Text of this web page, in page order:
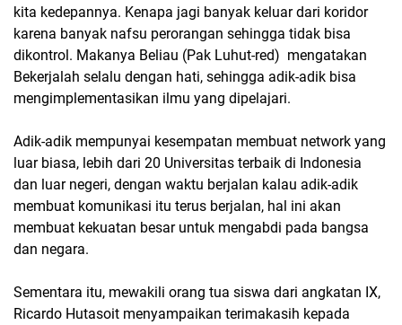
kita kedepannya. Kenapa jagi banyak keluar dari koridor
karena banyak nafsu perorangan sehingga tidak bisa
dikontrol. Makanya Beliau (Pak Luhut-red) mengatakan
Bekerjalah selalu dengan hati, sehingga adik-adik bisa
mengimplementasikan ilmu yang dipelajari.
Adik-adik mempunyai kesempatan membuat network yang
luar biasa, lebih dari 20 Universitas terbaik di Indonesia
dan luar negeri, dengan waktu berjalan kalau adik-adik
membuat komunikasi itu terus berjalan, hal ini akan
membuat kekuatan besar untuk mengabdi pada bangsa
dan negara.
Sementara itu, mewakili orang tua siswa dari angkatan IX,
Ricardo Hutasoit menyampaikan terimakasih kepada